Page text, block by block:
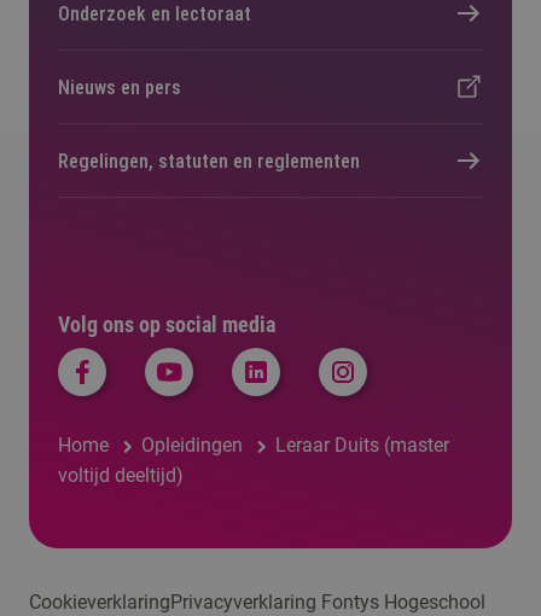
Volg ons op social media
Home Opleidingen
Leraar Duits (master
voltijd deeltijd)
Onderzoek en lectoraat
Nieuws en pers
Regelingen, statuten en reglementen
Cookieverklaring Privacyverklaring Fontys Hogeschool